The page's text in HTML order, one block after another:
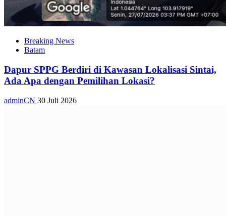
Breaking News
Batam
Dapur SPPG Berdiri di Kawasan Lokalisasi Sintai,
Ada Apa dengan Pemilihan Lokasi?
adminCN 30 Juli 2026